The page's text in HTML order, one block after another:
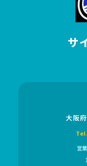
サ
大阪
Tel.
営